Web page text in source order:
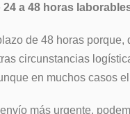
24 a 48 horas
de 48 horas
circunstancias
en muchos casos
más urgente,